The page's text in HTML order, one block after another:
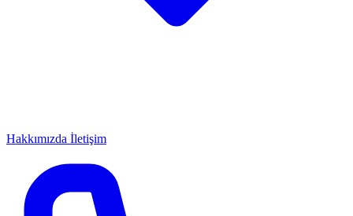
Hakkımızda İletişim